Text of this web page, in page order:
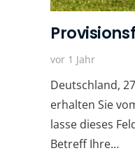
vor 1 Jahr
Deutschland,
erhalten Sie
lasse dieses
Betreff Ihre…